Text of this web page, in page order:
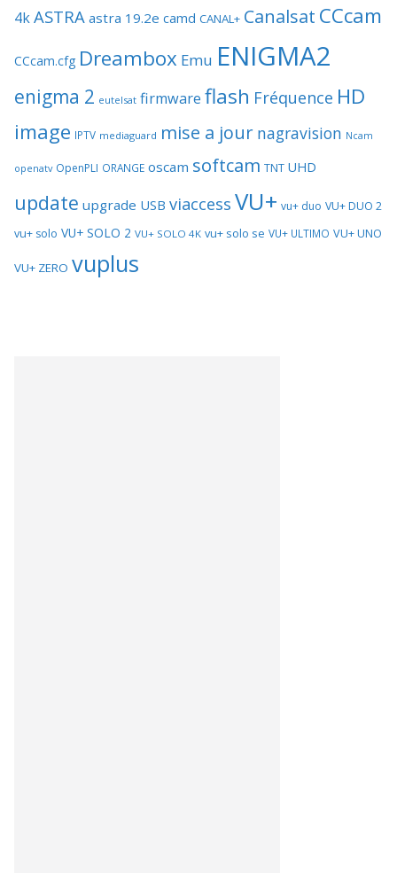
4kASTRA astra 19.2e camd CANAL+ Canalsat CCcam
CCcam.cfg Dreambox Emu ENIGMA2
enigma 2 eutelsat firmware flash Fréquence HD
image IPTV mediaguard mise a jour nagravision Ncam
openatv OpenPLI ORANGE oscam softcam TNT UHD
update upgrade USB viaccess VU+ vu+ duo VU+ DUO 2
vu+ solo VU+ SOLO 2 VU+ SOLO 4K vu+ solo se VU+ ULTIMO VU+ UNO
VU+ ZERO vuplus